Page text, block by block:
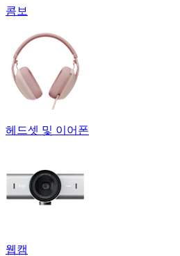
콤보
헤드셋 및 이어폰
웹캠